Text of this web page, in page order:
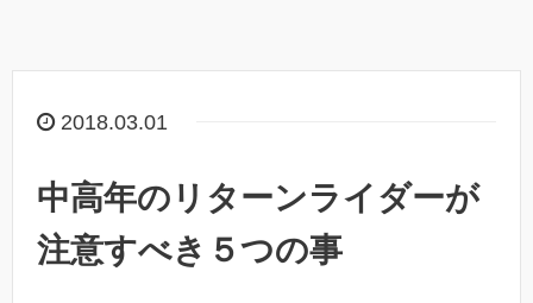
2018.03.01
中高年のリターンライダーが
注意すべき５つの事